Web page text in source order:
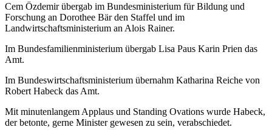
Cem Özdemir übergab im Bundesministerium für Bildung und
Forschung an Dorothee Bär den Staffel und im
Landwirtschaftsministerium an Alois Rainer.
Im Bundesfamilienministerium übergab Lisa Paus Karin Prien das
Amt.
Im Bundeswirtschaftsministerium übernahm Katharina Reiche von
Robert Habeck das Amt.
Mit minutenlangem Applaus und Standing Ovations wurde Habeck,
der betonte, gerne Minister gewesen zu sein, verabschiedet.